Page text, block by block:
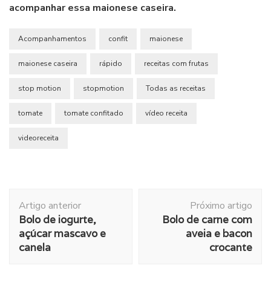
acompanhar essa maionese caseira.
Acompanhamentos confit maionese
maionese caseira rápido receitas com frutas
stop motion stopmotion Todas as receitas
tomate tomate confitado vídeo receita
videoreceita
de
post
Artigo anterior
Bolo de iogurte,
açúcar mascavo e
canela
Próximo artigo
Bolo de carne com
aveia e bacon
crocante